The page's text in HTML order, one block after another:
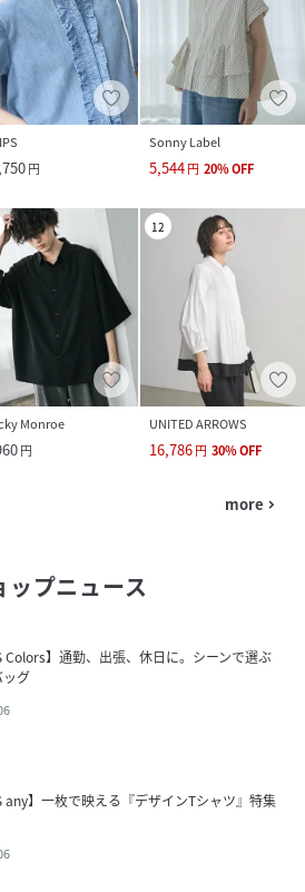
円
Sonny Label
5,544円 20%OFF
Monroe
円
12
UNITED ARROWS
16,786円 30%OFF
more navigate_next
ップニュース
Colors】通勤、出張、休日に。シーンで選ぶ
ッグ
any】一枚で映える『デザインTシャツ』特集